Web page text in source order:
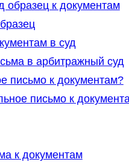
образец к документам
в суд
в арбитражный суд
письмо к документам?
письмо к
к документам